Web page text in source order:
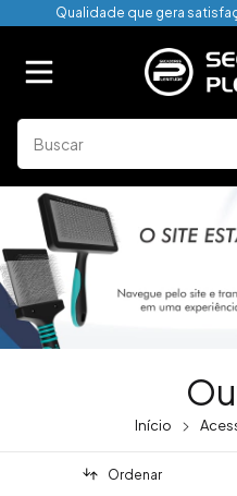
Qualidade que gera
Início
Ordenar